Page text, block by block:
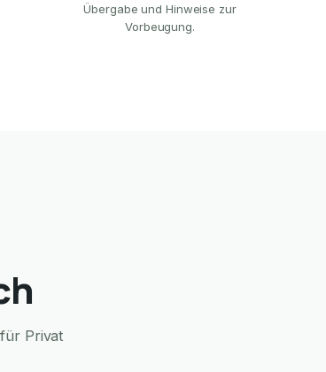
Übergabe und Hinweise zur
Vorbeugung.
Privat